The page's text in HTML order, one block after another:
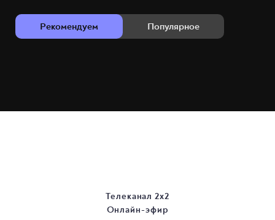
Рекомендуем Популярное
Телеканал 2х2
Онлайн-эфир